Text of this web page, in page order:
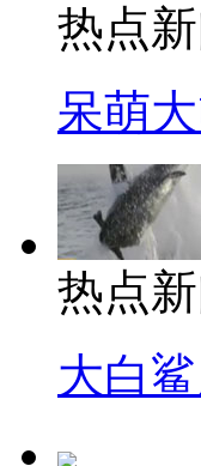
热点
呆萌
热点
大白